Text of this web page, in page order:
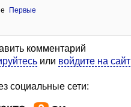
Первые
комментарий
или войдите на сайт
социальные сети: